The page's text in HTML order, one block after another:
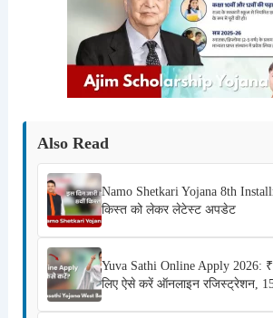
Also Read
Namo Shetkari Yojana 8th
किस्त को लेकर लेटेस्ट अपडेट
Yuva Sathi Online Apply 2026:
लिए ऐसे करें ऑनलाइन रजिस्ट्रेशन,